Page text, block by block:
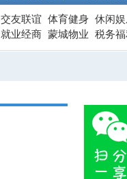
交友联谊 体育健身 休闲
就业经商 蒙城物业 税务福